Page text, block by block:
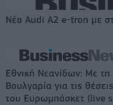
Νέο Audi A2 e-tron με
Εθνική Νεανίδων: Με τη
Βουλγαρία για τις
του Ευρωμπάσκετ (live